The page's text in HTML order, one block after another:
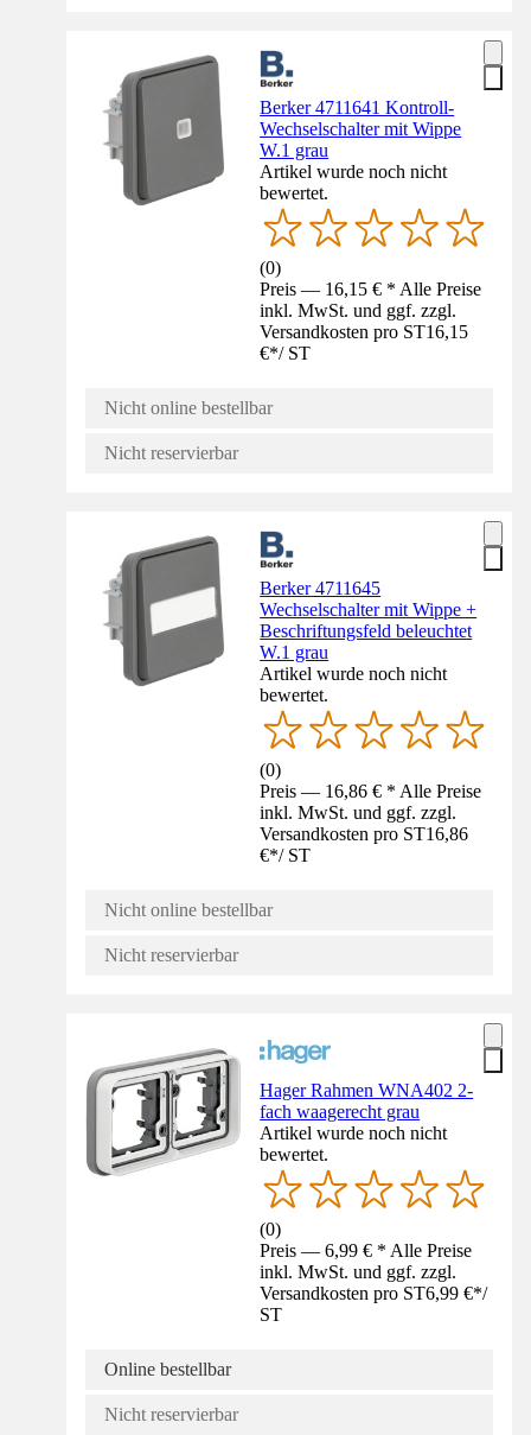
Berker 4711641 Kontroll-
Wechselschalter mit Wippe
W.1 grau
Artikel wurde noch nicht
bewertet.
(0)
Preis — 16,15 € * Alle Preise
inkl. MwSt. und ggf. zzgl.
Versandkosten pro ST16,15
€*/ ST
Nicht online bestellbar
Nicht reservierbar
Berker 4711645
Wechselschalter mit Wippe +
Beschriftungsfeld beleuchtet
W.1 grau
Artikel wurde noch nicht
bewertet.
(0)
Preis — 16,86 € * Alle Preise
inkl. MwSt. und ggf. zzgl.
Versandkosten pro ST16,86
€*/ ST
Nicht online bestellbar
Nicht reservierbar
Hager Rahmen WNA402 2-
fach waagerecht grau
Artikel wurde noch nicht
bewertet.
(0)
Preis — 6,99 € * Alle Preise
inkl. MwSt. und ggf. zzgl.
Versandkosten pro ST6,99 €*/
ST
Online bestellbar
Nicht reservierbar